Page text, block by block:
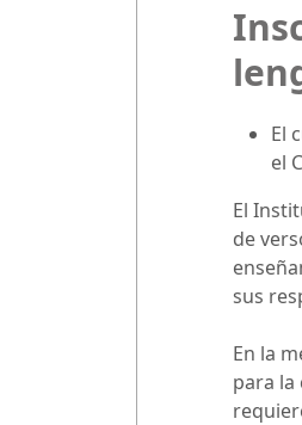
El
el
El
de
sus
En la
para la